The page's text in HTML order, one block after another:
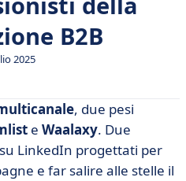
B2B
2025
a confronto
, due pesi
e Waalaxy. Due
LinkedIn progettati per
e far salire alle stelle il